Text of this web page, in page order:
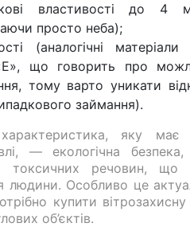
властивості до 4
просто неба);
(аналогічні
що говорить про
тому варто уникати
займання).
яку має
— екологічна
токсичних речовин, що
людини. Особливо це
купити вітрозахисну
об’єктів.